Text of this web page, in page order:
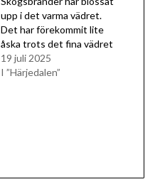
upp i det varma vädret.
Det har förekommit lite
åska trots det fina vädret
19 juli 2025
I ”Härjedalen”